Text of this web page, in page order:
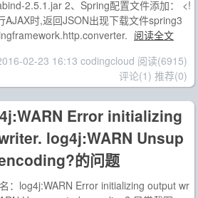
2.5.1.jar 2、Spring配置文件添加： <!
AJAX时,返回JSON出现下载文件spring3
阅读全文
02-23 16:13 codingcloud 阅读(6915)
评论(1) 推荐(0)
Error initializing
log4j:WARN Unsup
的问题
：log4j:WARN Error initializing output wr